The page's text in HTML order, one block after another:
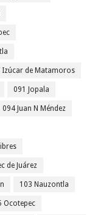
Izúcar de Matamoros
091 Jopala
094 Juan N Méndez
de Juárez
103 Nauzontla
Ocotepec